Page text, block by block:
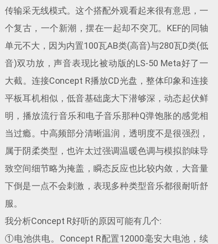
传输采无线模式。这个搭配外观看起来很有意思，一
个复古，一个新潮，摆在一起却不突兀。KEF的同轴
单元不大，因为内置100瓦AB类(高音)与280瓦D类(低
音)双功放，声音表现比被动版的LS-50 Meta好了一
大截。连接Concept R播放CD光盘，整体印象和连接
平板耳机相似，低音基础庞大下潜够深，动态起伏鲜
明，播放流行音乐和电子音乐那种Q弹饱胀的感觉相
当过瘾。中高频部分清晰温润，透明度不是很强烈，
属于阴柔类型，也许太过强调温暖色调与模拟韵味导
致空间细节略为掩盖，瞬态反应也比较内敛，大音量
下倒是一点不会刺激，表现多种类型音乐都很耐听舒
服。
我分析Concept R好听的原因可能有几个:
①电池供电。Concept R配置12000毫安大电池，续